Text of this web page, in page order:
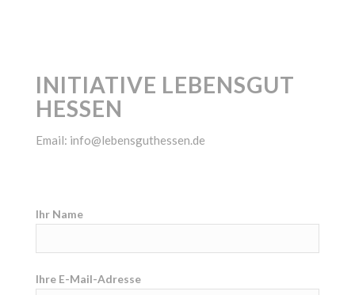
INITIATIVE LEBENSGUT
HESSEN
Email: info@lebensguthessen.de
Ihr Name
Ihre E-Mail-Adresse